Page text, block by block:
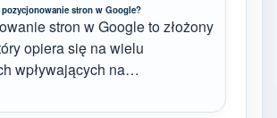
pozycjonowanie stron w Google?
stron w Google to złożony
opiera się na wielu
wpływających na…